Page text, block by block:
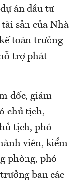
án đầu tư
tài sản của Nhà
toán trưởng
trợ phát
đốc, giám
chủ tịch,
tịch, phó
viên, kiểm
phòng, phó
ban các